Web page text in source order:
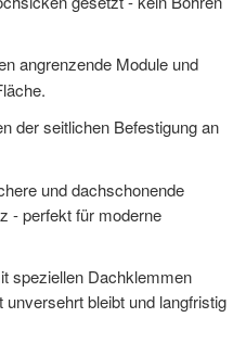
angrenzende Module und
der seitlichen Befestigung an
und dachschonende
- perfekt für moderne
speziellen Dachklemmen
bleibt und langfristig